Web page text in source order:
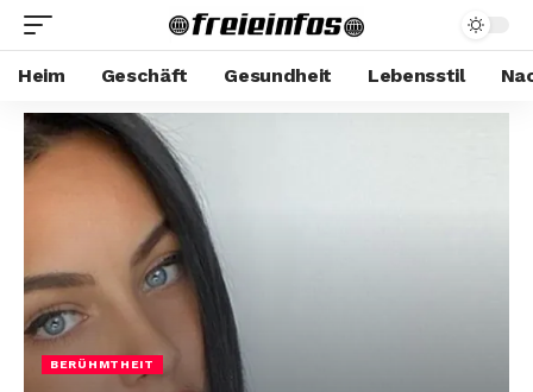
Heim Geschäft Gesundheit Lebensstil
BERÜHMTHEIT